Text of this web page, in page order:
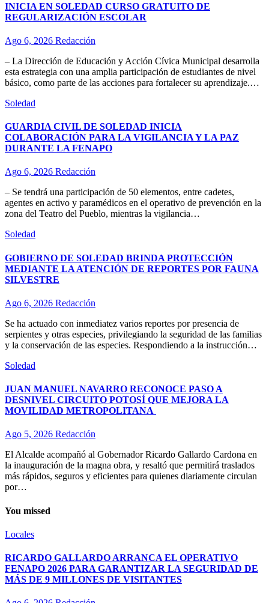
INICIA EN SOLEDAD CURSO GRATUITO DE
REGULARIZACIÓN ESCOLAR
Ago 6, 2026 Redacción
– La Dirección de Educación y Acción Cívica Municipal desarrolla
esta estrategia con una amplia participación de estudiantes de nivel
básico, como parte de las acciones para fortalecer su aprendizaje.…
Soledad
GUARDIA CIVIL DE SOLEDAD INICIA
COLABORACIÓN PARA LA VIGILANCIA Y LA PAZ
DURANTE LA FENAPO
Ago 6, 2026 Redacción
– Se tendrá una participación de 50 elementos, entre cadetes,
agentes en activo y paramédicos en el operativo de prevención en la
zona del Teatro del Pueblo, mientras la vigilancia…
Soledad
GOBIERNO DE SOLEDAD BRINDA PROTECCIÓN
MEDIANTE LA ATENCIÓN DE REPORTES POR FAUNA
SILVESTRE
Ago 6, 2026 Redacción
Se ha actuado con inmediatez varios reportes por presencia de
serpientes y otras especies, privilegiando la seguridad de las familias
y la conservación de las especies. Respondiendo a la instrucción…
Soledad
JUAN MANUEL NAVARRO RECONOCE PASO A
DESNIVEL CIRCUITO POTOSÍ QUE MEJORA LA
MOVILIDAD METROPOLITANA
Ago 5, 2026 Redacción
El Alcalde acompañó al Gobernador Ricardo Gallardo Cardona en
la inauguración de la magna obra, y resaltó que permitirá traslados
más rápidos, seguros y eficientes para quienes diariamente circulan
por…
You missed
Locales
RICARDO GALLARDO ARRANCA EL OPERATIVO
FENAPO 2026 PARA GARANTIZAR LA SEGURIDAD DE
MÁS DE 9 MILLONES DE VISITANTES